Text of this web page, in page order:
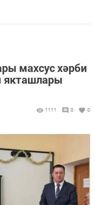
махсус хәрби
якташлары
1111 0 0